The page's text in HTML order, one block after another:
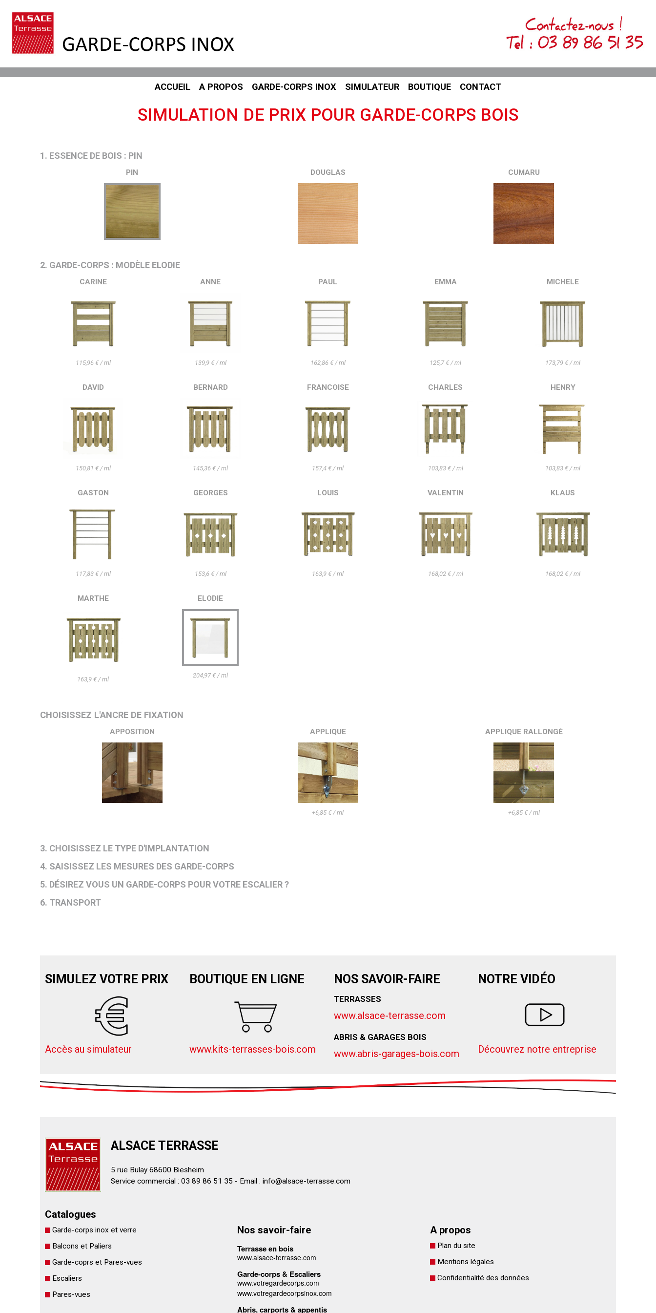
ACCUEIL A PROPOS GARDE-CORPS INOX SIMULATEUR BOUTIQUE CONTACT
SIMULATION DE PRIX POUR GARDE-CORPS BOIS
1. ESSENCE DE BOIS : PIN
PIN DOUGLAS CUMARU
2. GARDE-CORPS : MODÈLE ELODIE
CARINE
115,96 € / ml
ANNE
139,9 € / ml
PAUL
162,86 € / ml
EMMA
125,7 € / ml
MICHELE
173,79 € / ml
DAVID
150,81 € / ml
BERNARD
145,36 € / ml
FRANCOISE
157,4 € / ml
CHARLES
103,83 € / ml
HENRY
103,83 € / ml
GASTON
117,83 € / ml
GEORGES
153,6 € / ml
LOUIS
163,9 € / ml
VALENTIN
168,02 € / ml
KLAUS
168,02 € / ml
MARTHE
163,9 € / ml
ELODIE
204,97 € / ml
CHOISISSEZ L'ANCRE DE FIXATION
APPOSITION APPLIQUE
+6,85 € / ml
APPLIQUE RALLONGÉ
+6,85 € / ml
3. CHOISISSEZ LE TYPE D'IMPLANTATION
4. SAISISSEZ LES MESURES DES GARDE-CORPS
5. DÉSIREZ VOUS UN GARDE-CORPS POUR VOTRE ESCALIER ?
6. TRANSPORT
SIMULEZ VOTRE PRIX
Accès au simulateur
BOUTIQUE EN LIGNE
www.kits-terrasses-bois.com
NOS SAVOIR-FAIRE
TERRASSES
www.alsace-terrasse.com
ABRIS & GARAGES BOIS
www.abris-garages-bois.com
NOTRE VIDÉO
Découvrez notre entreprise
ALSACE TERRASSE
5 rue Bulay 68600 Biesheim
Service commercial : 03 89 86 51 35 - Email : info@alsace-terrasse.com
Catalogues
Garde-corps inox et verre
Balcons et Paliers
Garde-coprs et Pares-vues
Escaliers
Pares-vues
Nos savoir-faire
Terrasse en bois
www.alsace-terrasse.com
Garde-corps & Escaliers
www.votregardecorps.com
www.votregardecorpsinox.com
Abris, carports & appentis
A propos
Plan du site
Mentions légales
Confidentialité des données